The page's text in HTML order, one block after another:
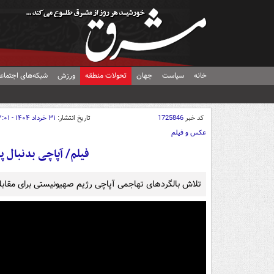
خانه سیاست جهان تحولات منطقه ورزش شبکه‌های
کد خبر1725846 تاریخ انتشار: ۳۱ خرداد ۱۴۰۴ - ۱۲:۰۱
عکس و فیلم
فیلم/ آپاچی بدنبال پهپاد شاهد
تلاش بالگردهای تهاجمی آپاچی رژیم صهیونیستی برای مقابله با پهپاد شاهد۱۳۶